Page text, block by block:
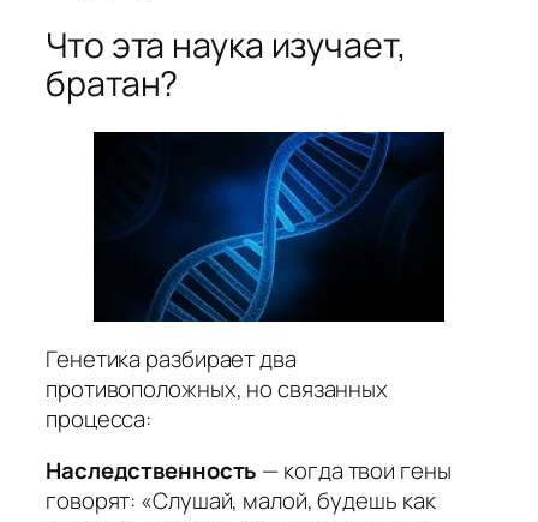
Что эта наука изучает,
братан?
Генетика разбирает два
противоположных, но связанных
процесса:
Наследственность — когда твои гены
говорят: «Слушай, малой, будешь как